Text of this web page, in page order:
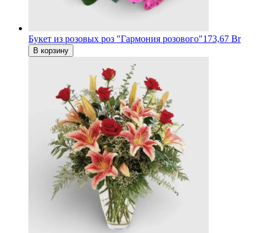
Букет из розовых роз "Гармония розового"173,67 Br
В корзину